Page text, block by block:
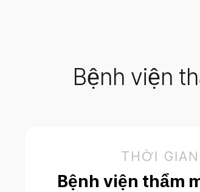
Bệnh viện
THỜI
Bệnh viện thẩm